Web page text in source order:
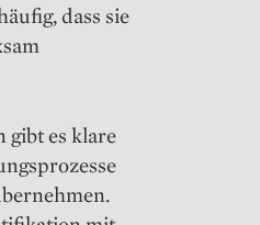
dass sie
es klare